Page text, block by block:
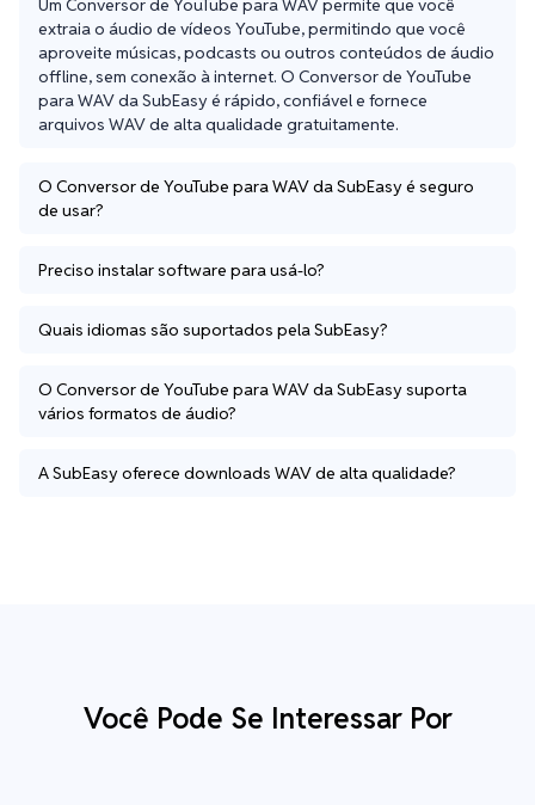
Um Conversor de YouTube para WAV permite que você
extraia o áudio de vídeos YouTube, permitindo que você
aproveite músicas, podcasts ou outros conteúdos de áudio
offline, sem conexão à internet. O Conversor de YouTube
para WAV da SubEasy é rápido, confiável e fornece
arquivos WAV de alta qualidade gratuitamente.
O Conversor de YouTube para WAV da SubEasy é seguro
de usar?
Preciso instalar software para usá-lo?
Quais idiomas são suportados pela SubEasy?
O Conversor de YouTube para WAV da SubEasy suporta
vários formatos de áudio?
A SubEasy oferece downloads WAV de alta qualidade?
Você Pode Se Interessar Por